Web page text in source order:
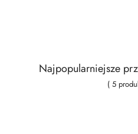
Najpopularniejsze
( 5